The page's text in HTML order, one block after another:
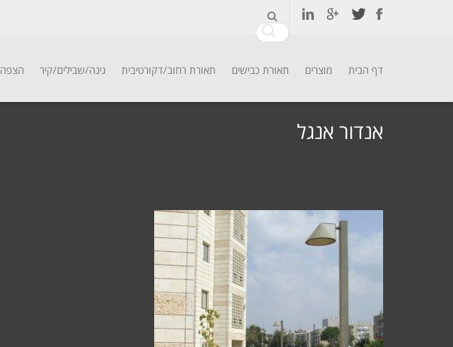
דף הבית מוצרים תאורת כבישים תאורת רחוב/דקורטיבית גינה/שבילים/קיר הצפה
אנדור אנגל